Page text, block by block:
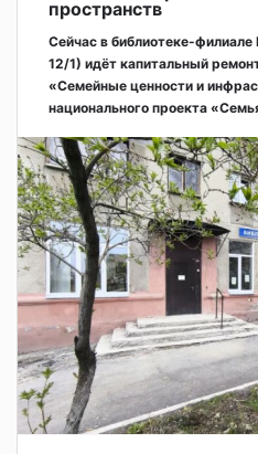
пространств
Сейчас в библиотеке-
12/1) идёт капитальный
«Семейные ценности и
национального проекта